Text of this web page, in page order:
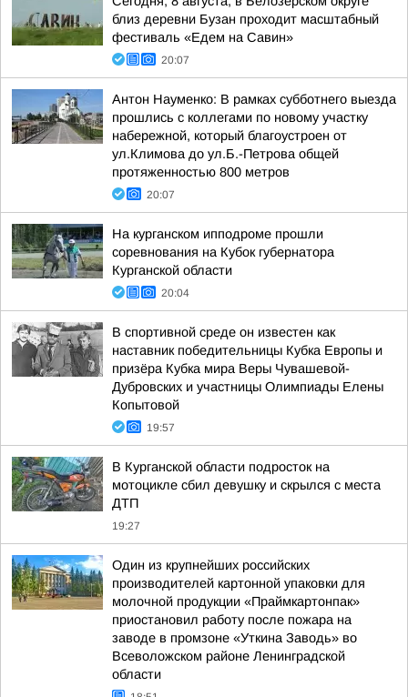
близ деревни Бузан проходит масштабный
фестиваль «Едем на Савин»
20:07
Антон Науменко: В рамках субботнего выезда
прошлись с коллегами по новому участку
набережной, который благоустроен от
ул.Климова до ул.Б.-Петрова общей
протяженностью 800 метров
20:07
На курганском ипподроме прошли
соревнования на Кубок губернатора
Курганской области
20:04
В спортивной среде он известен как
наставник победительницы Кубка Европы и
призёра Кубка мира Веры Чувашевой-
Дубровских и участницы Олимпиады Елены
Копытовой
19:57
В Курганской области подросток на
мотоцикле сбил девушку и скрылся с места
ДТП
19:27
Один из крупнейших российских
производителей картонной упаковки для
молочной продукции «Праймкартонпак»
приостановил работу после пожара на
заводе в промзоне «Уткина Заводь» во
Всеволожском районе Ленинградской
области